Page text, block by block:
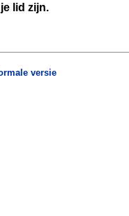
lid zijn.
versie